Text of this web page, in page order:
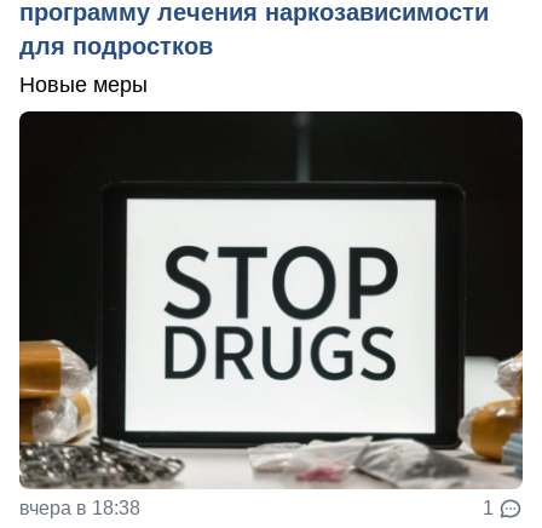
программу лечения наркозависимости
для подростков
Новые меры
вчера в 18:38 1